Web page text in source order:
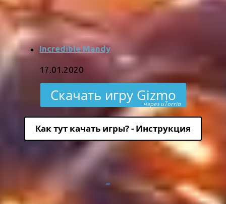
Incredible Mandy
17.01.2020
Скачать игру Gizmo
через uTorria
Как тут качать игры? - Инструкция